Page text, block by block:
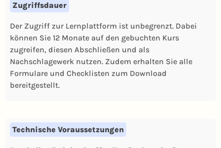
Zugriffsdauer
Der Zugriff zur Lernplattform ist unbegrenzt. Dabei
können Sie 12 Monate auf den gebuchten Kurs
zugreifen, diesen Abschließen und als
Nachschlagewerk nutzen. Zudem erhalten Sie alle
Formulare und Checklisten zum Download
bereitgestellt.
Technische Voraussetzungen